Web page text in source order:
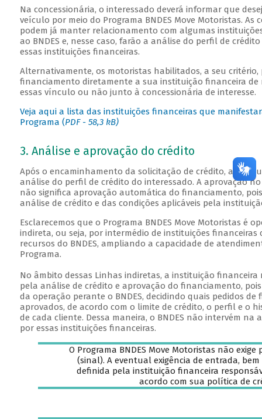
Na concessionária, o interessado deverá informar que
veículo por meio do Programa BNDES Move Motoristas. As
podem já manter relacionamento com algumas
ao BNDES e, nesse caso, farão a análise do perfil de
essas instituições financeiras.
Alternativamente, os motoristas habilitados, a seu critério,
financiamento diretamente a sua instituição financeira
essas vínculo ou não junto à concessionária de interesse.
Veja aqui a lista das instituições financeiras que
Programa (PDF - 58,3 kB)
3. Análise e aprovação do crédito
Após o encaminhamento da solicitação de crédito, a
análise do perfil de crédito do interessado. A aprovação
não significa aprovação automática do financiamento,
análise de crédito e das condições aplicáveis pela
Esclarecemos que o Programa BNDES Move Motoristas é
indireta, ou seja, por intermédio de instituições financeiras
recursos do BNDES, ampliando a capacidade de
Programa.
No âmbito dessas Linhas indiretas, a instituição financeira
pela análise de crédito e aprovação do financiamento,
da operação perante o BNDES, decidindo quais pedidos
aprovados, de acordo com o limite de crédito, o perfil e o
de cada cliente. Dessa maneira, o BNDES não intervém na
por essas instituições financeiras.
O Programa BNDES Move Motoristas não
(sinal). A eventual exigência de entrada,
definida pela instituição financeira
acordo com sua política de